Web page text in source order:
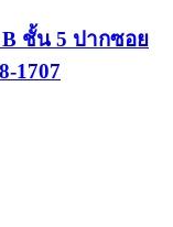
ชั้น 5 ปากซอย
1707